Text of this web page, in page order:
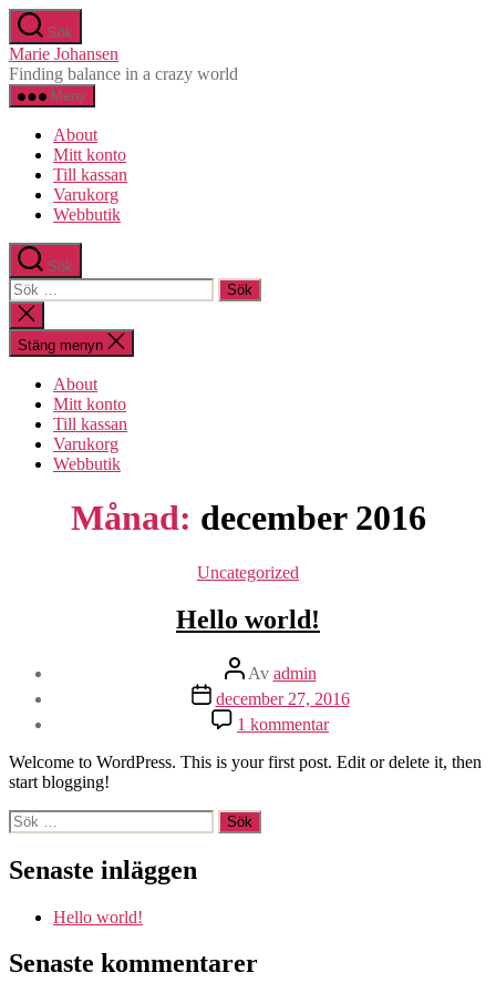
Hoppa
till
innehåll
Sök
Marie Johansen
Finding balance in a crazy world
Meny
About
Mitt konto
Till kassan
Varukorg
Webbutik
Sök
Sök
efter:
Stäng
sökningen
Stäng menyn
About
Mitt konto
Till kassan
Varukorg
Webbutik
Månad: december 2016
Kategorier
Uncategorized
Hello world!
Inläggsförfattare
Av admin
Inläggsdatum
december 27, 2016
1 kommentartill
Hello
world!
Welcome to WordPress. This is your first post. Edit or delete it, then
start blogging!
Sök
efter:
Senaste inläggen
Hello world!
Senaste kommentarer